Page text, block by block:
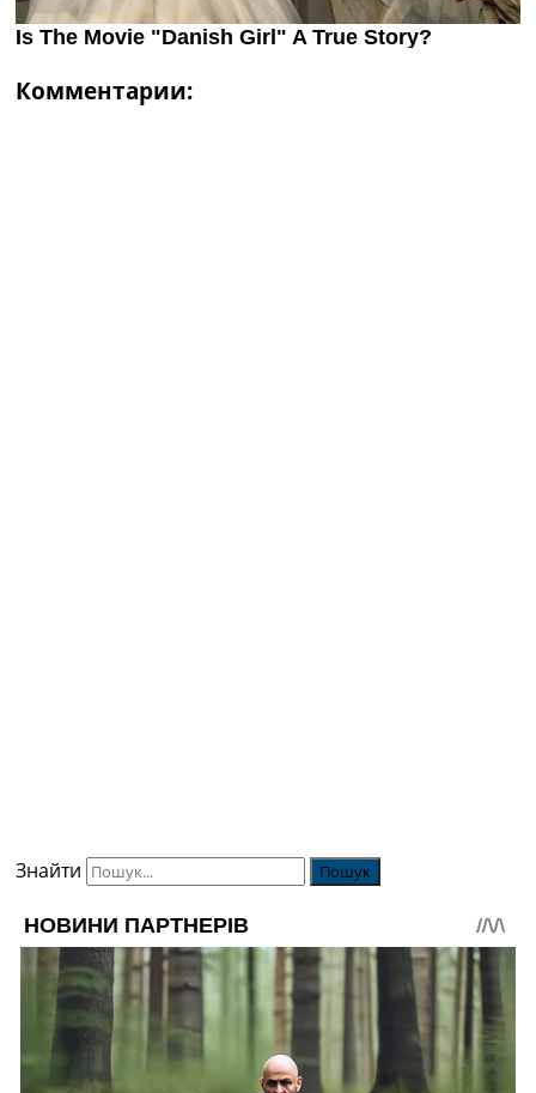
Комментарии:
Знайти